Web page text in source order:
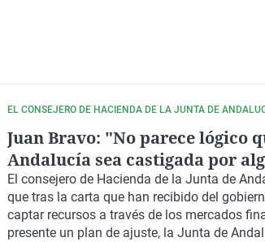
EL CONSEJERO DE HACIENDA DE LA JUNTA DE
Juan Bravo: "No parece lógico
Andalucía sea castigada por
gobierno actual"
El consejero de Hacienda de la Junta de
que tras la carta que han recibido del
captar recursos a través de los mercados
presente un plan de ajuste, la Junta de